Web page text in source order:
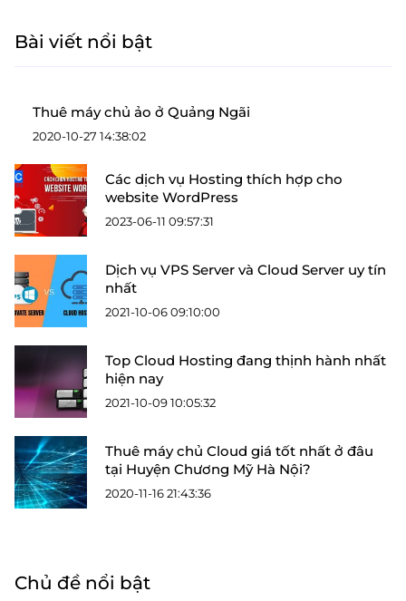
Bài viết nổi bật
Thuê máy chủ ảo ở Quảng Ngãi
2020-10-27 14:38:02
Các dịch vụ Hosting thích hợp cho
website WordPress
2023-06-11 09:57:31
Dịch vụ VPS Server và Cloud Server uy tín
nhất
2021-10-06 09:10:00
Top Cloud Hosting đang thịnh hành nhất
hiện nay
2021-10-09 10:05:32
Thuê máy chủ Cloud giá tốt nhất ở đâu
tại Huyện Chương Mỹ Hà Nội?
2020-11-16 21:43:36
Chủ đề nổi bật